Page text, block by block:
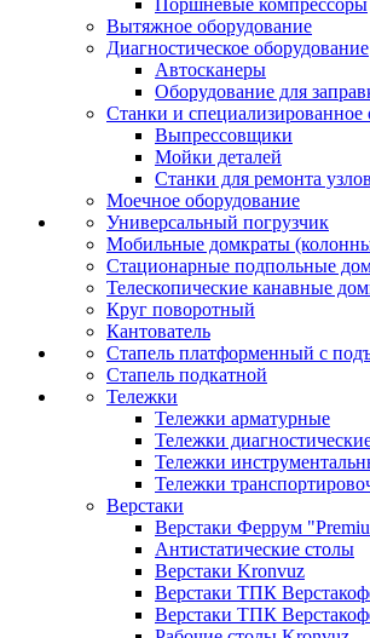
Поршневые компрессоры
Вытяжное оборудование
Диагностическое оборудование
Автосканеры
Оборудование для
Станки и специализированное
Выпрессовщики
Мойки деталей
Станки для ремонта
Моечное оборудование
Универсальный погрузчик
Мобильные домкраты
Стационарные подпольные
Телескопические канавные
Круг поворотный
Кантователь
Стапель платформенный с
Стапель подкатной
Тележки
Тележки арматурные
Тележки
Тележки
Тележки
Верстаки
Верстаки Феррум
Антистатические столы
Верстаки Kronvuz
Верстаки ТПК
Верстаки ТПК